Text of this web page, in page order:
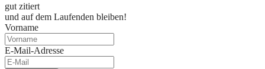
gut zitiert
und auf dem Laufenden bleiben!
Vorname
E-Mail-Adresse